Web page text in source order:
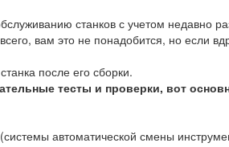
станков с учетом недавно
вам это не понадобится, но если
после его сборки.
тесты и проверки, вот
автоматической смены